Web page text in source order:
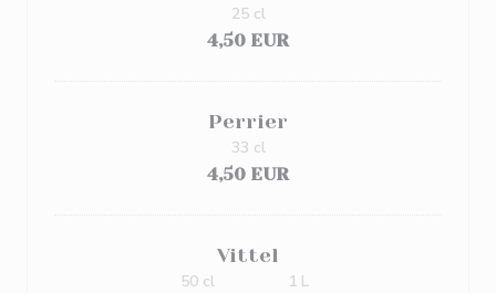
4,50 EUR
25 cl
Perrier
4,50 EUR
33 cl
Vittel
50 cl
1 L